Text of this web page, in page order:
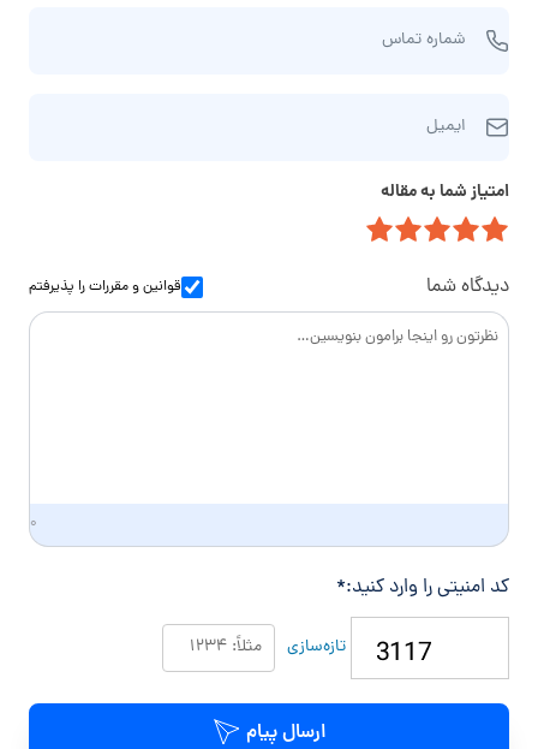
و
م‌
ا
ن
و
ا
د
گ
م
ر
ا
شماره تماس
ی
ی
ل
ایمیل
امتیاز شما به مقاله
دیدگاه شما قوانین و مقرراترا پذیرفتم
۰
کد امنیتی را وارد کنید:*
تازه‌سازی
ارسال پیام